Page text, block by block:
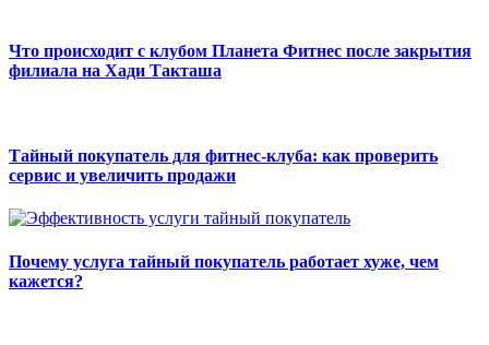
Что происходит с клубом Планета Фитнес после закрытия
филиала на Хади Такташа
Тайный покупатель для фитнес-клуба: как проверить
сервис и увеличить продажи
Почему услуга тайный покупатель работает хуже, чем
кажется?